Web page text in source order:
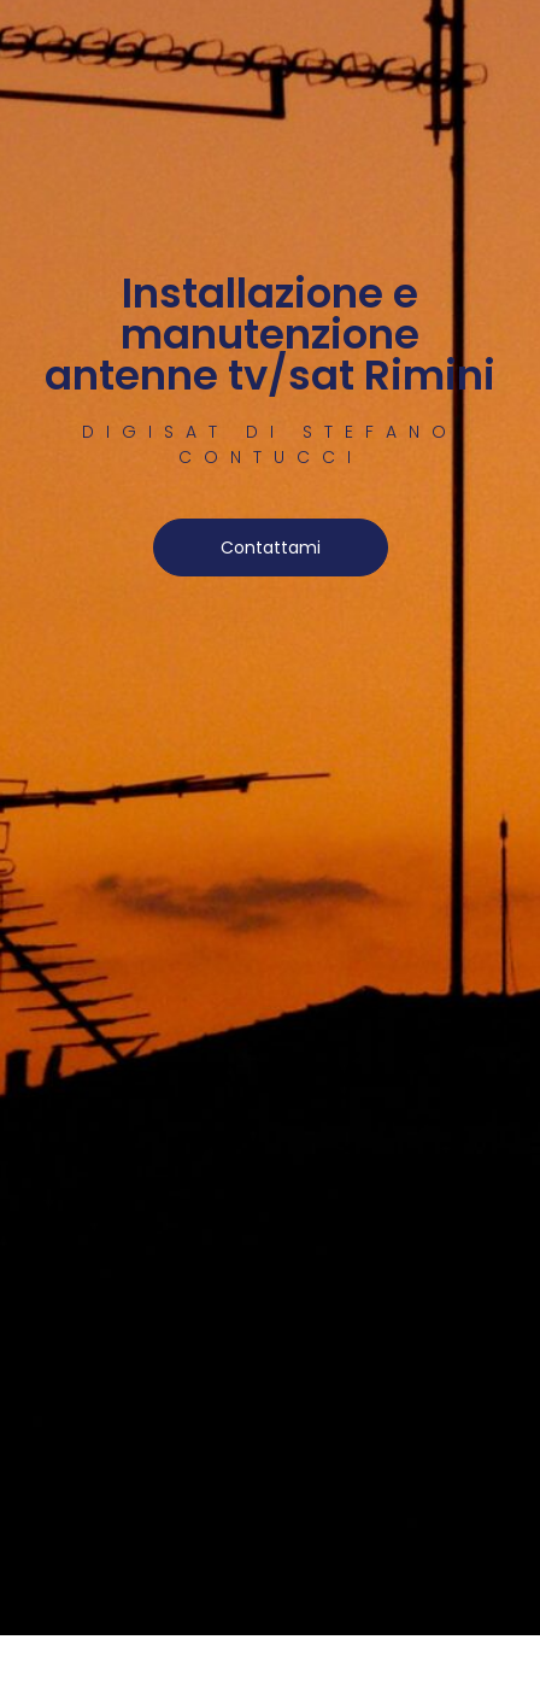
Installazione e
manutenzione
antenne tv/sat Rimini
DIGISAT DI STEFANO
CONTUCCI
Contattami